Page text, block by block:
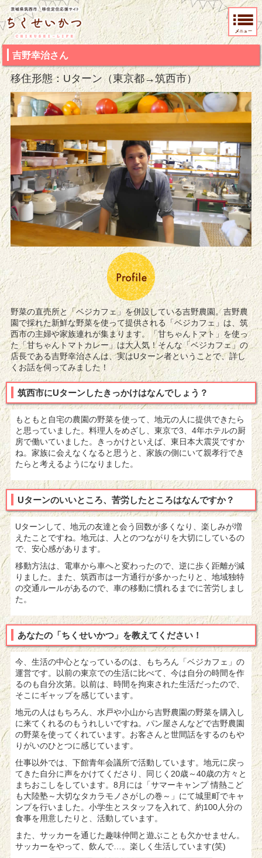
茨城県筑西市 移住定住応援サイト ちくせいかつ
吉野幸治さん
移住形態：Uターン（東京都→筑西市）
野菜の直売所と「ベジカフェ」を併設している吉野農園。吉野農
園で採れた新鮮な野菜を使って提供される「ベジカフェ」は、筑
西市の主婦や家族連れが集まります。「甘ちゃんトマト」を使っ
た「甘ちゃんトマトカレー」は大人気！そんな「ベジカフェ」の
店長である吉野幸治さんは、実はUターン者ということで、詳し
くお話を伺ってみました！
筑西市にUターンしたきっかけはなんでしょう？
もともと自宅の農園の野菜を使って、地元の人に提供できたら
と思っていました。料理人をめざし、東京で3、4年ホテルの厨
房で働いていました。きっかけといえば、東日本大震災ですか
ね。家族に会えなくなると思うと、家族の側にいて親孝行でき
たらと考えるようになりました。
Uターンのいいところ、苦労したところはなんですか？
Uターンして、地元の友達と会う回数が多くなり、楽しみが増
えたことですね。地元は、人とのつながりを大切にしているの
で、安心感があります。
移動方法は、電車から車へと変わったので、逆に歩く距離が減
りました。また、筑西市は一方通行が多かったりと、地域独特
の交通ルールがあるので、車の移動に慣れるまでに苦労しまし
た。
あなたの「ちくせいかつ」を教えてください！
今、生活の中心となっているのは、もちろん「ベジカフェ」の
運営です。以前の東京での生活に比べて、今は自分の時間を作
るのも自分次第。以前は、時間を拘束された生活だったので、
そこにギャップを感じています。
地元の人はもちろん、水戸や小山から吉野農園の野菜を購入し
に来てくれるのもうれしいですね。パン屋さんなどで吉野農園
の野菜を使ってくれています。お客さんと世間話をするのもや
りがいのひとつに感じています。
仕事以外では、下館青年会議所で活動しています。地元に戻っ
てきた自分に声をかけてくださり、同じく20歳～40歳の方々と
まちおこしをしています。8月には「サマーキャンプ 情熱こど
も大陸塾～大切なタカラモノさがしの巻～」にて城里町でキャ
ンプを行いました。小学生とスタッフを入れて、約100人分の
食事を用意したりと、活動しています。
また、サッカーを通じた趣味仲間と遊ぶことも欠かせません。
サッカーをやって、飲んで…。楽しく生活しています(笑)